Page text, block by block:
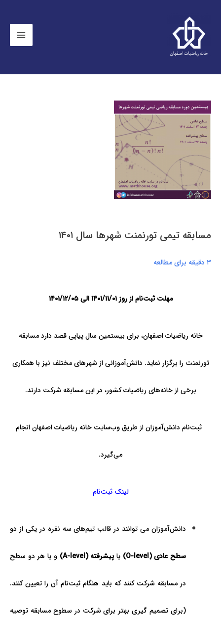
مسابقه تيمی تورنمنت شهرها سال ۱۴۰۱
۳ دقیقه برای مطالعه
مهلت ثبت‌نام از روز ۱۴۰۱/۱۱/۰۱ الی ۱۴۰۱/۱۲/۰۵
خانه رياضيات اصفهان، برای بیستمین سال پیاپی قصد دارد مسابقه
تورنمنت را برگزار ‌نمايد. دانش‌آموزانی از شهرهای مختلف نیز با همکاری
برخی از خانه‌های ریاضیات کشور، در این مسابقه شرکت دارند.
ثبت‌نام دانش‌آموزان از طریق وب‌سایت خانه ریاضیات اصفهان انجام
می‌گیرد.
لینک ثبت‌نام
دانش‌­آموزان می­ توانند در قالب تیم‌های سه نفره در يکی از دو
سطح عادی (O-level
) يا پيشرفته (A-level
) و يا هر دو سطح
در مسابقه شرکت کنند که باید هنگام ثبت­‌نام آن را تعيين کنند.
(برای تصمیم گیری بهتر برای شرکت در سطوح مسابقه توصیه